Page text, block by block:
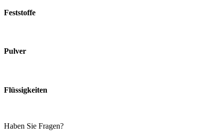
Feststoffe
Pulver
Flüssigkeiten
Haben Sie Fragen?